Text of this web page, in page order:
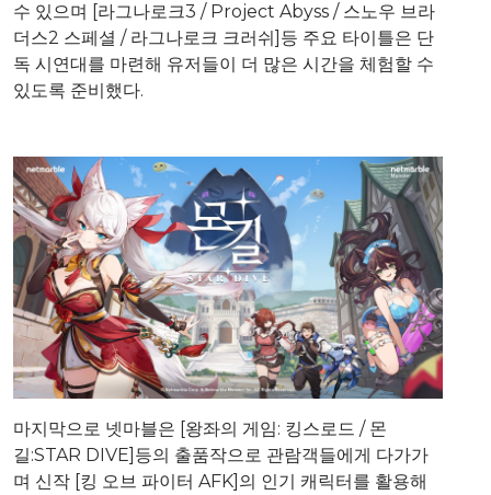
수 있으며 [라그나로크3 / Project Abyss / 스노우 브라
더스2 스페셜 / 라그나로크 크러쉬]등 주요 타이틀은 단
독 시연대를 마련해 유저들이 더 많은 시간을 체험할 수
있도록 준비했다.
마지막으로 넷마블은 [왕좌의 게임: 킹스로드 / 몬
길:STAR DIVE]등의 출품작으로 관람객들에게 다가가
며 신작 [킹 오브 파이터 AFK]의 인기 캐릭터를 활용해